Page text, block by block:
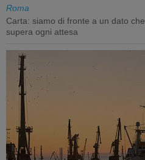
Roma
Carta: siamo di fronte a un dato che
supera ogni attesa